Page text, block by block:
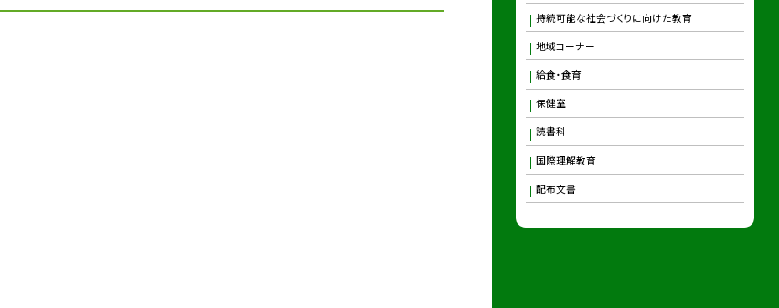
持続可能な社会づくりに向けた教育
地域コーナー
給食・食育
保健室
読書科
国際理解教育
配布文書